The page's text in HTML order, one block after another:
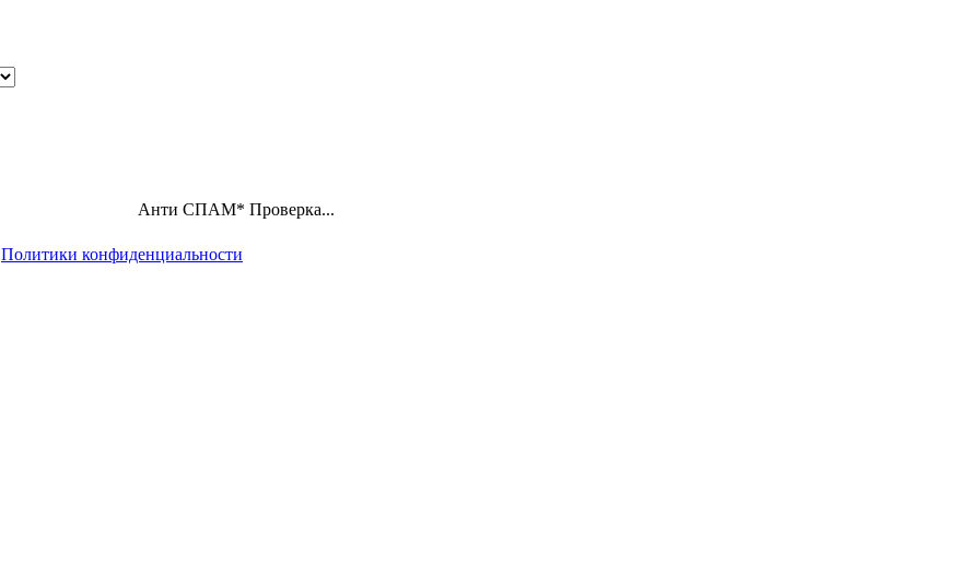
Анти СПАМ* Проверка...
Политики конфиденциальности